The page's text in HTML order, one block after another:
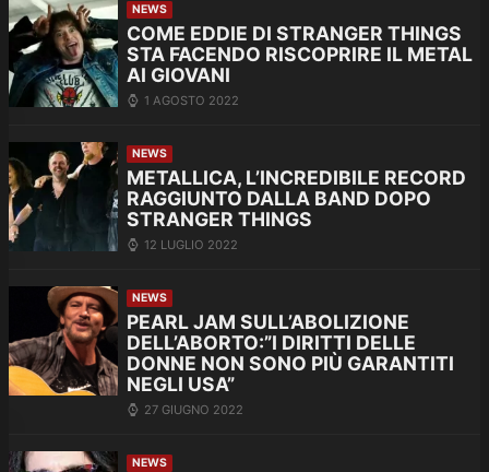
NEWS
COME EDDIE DI STRANGER THINGS
STA FACENDO RISCOPRIRE IL METAL
AI GIOVANI
1 AGOSTO 2022
NEWS
METALLICA, L’INCREDIBILE RECORD
RAGGIUNTO DALLA BAND DOPO
STRANGER THINGS
12 LUGLIO 2022
NEWS
PEARL JAM SULL’ABOLIZIONE
DELL’ABORTO:”I DIRITTI DELLE
DONNE NON SONO PIÙ GARANTITI
NEGLI USA”
27 GIUGNO 2022
NEWS